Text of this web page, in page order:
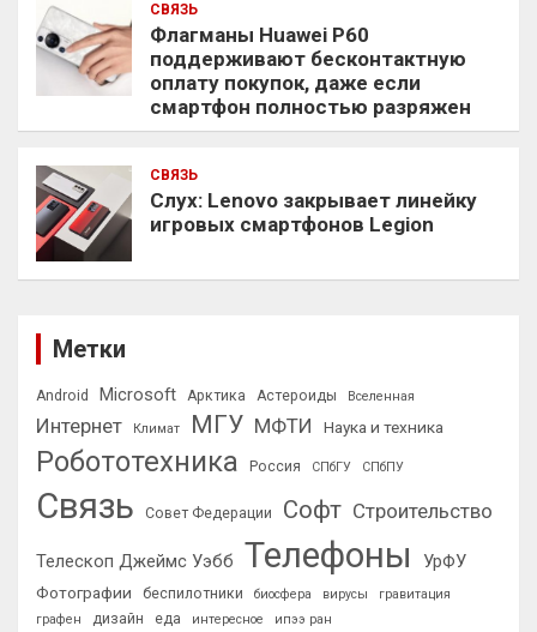
СВЯЗЬ
Флагманы Huawei P60
поддерживают бесконтактную
оплату покупок, даже если
смартфон полностью разряжен
СВЯЗЬ
Слух: Lenovo закрывает линейку
игровых смартфонов Legion
Метки
Android Microsoft Арктика Астероиды Вселенная
Интернет Климат МГУ МФТИ Наука и техника
Робототехника Россия СПбГУ СПбПУ
Связь Совет Федерации Софт Строительство
Телескоп Джеймс Уэбб Телефоны УрФУ
Фотографии беспилотники биосфера вирусы
гравитация
графен
дизайн еда интересное ипээ ран